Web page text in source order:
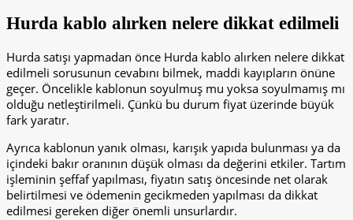
Hurda kablo alırken nelere dikkat edilmeli
Hurda satışı yapmadan önce Hurda kablo alırken nelere dikkat
edilmeli sorusunun cevabını bilmek, maddi kayıpların önüne
geçer. Öncelikle kablonun soyulmuş mu yoksa soyulmamış mı
olduğu netleştirilmeli. Çünkü bu durum fiyat üzerinde büyük
fark yaratır.
Ayrıca kablonun yanık olması, karışık yapıda bulunması ya da
içindeki bakır oranının düşük olması da değerini etkiler. Tartım
işleminin şeffaf yapılması, fiyatın satış öncesinde net olarak
belirtilmesi ve ödemenin gecikmeden yapılması da dikkat
edilmesi gereken diğer önemli unsurlardır.